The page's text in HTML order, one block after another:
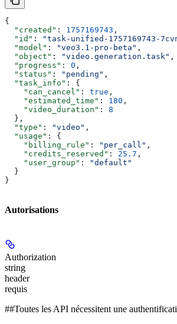
{
  "created"
: 1757169743 ,
  "id"
: "task-unified-1757169743-
  "model"
: "veo3.1-pro-beta" ,
  "object"
: "video.generation.task" ,
  "progress"
: 0 ,
  "status"
: "pending" ,
  "task_info"
: {
    "can_cancel"
: true ,
    "estimated_time"
: 180 ,
    "video_duration"
: 8
  },
  "type"
: "video" ,
  "usage"
: {
    "billing_rule"
: "per_call" ,
    "credits_reserved"
: 25.7 ,
    "user_group"
:
"default"
  }
}
Autorisations
Authorization
string
header
requis
##Toutes les API nécessitent une